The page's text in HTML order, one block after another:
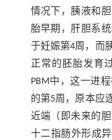
情况下，胰液和
胎早期，肝胆系
于妊娠第4周，而
正常的胚胎发育
PBM中，这一进
的第5周，原本应
近端（即未来的
十二指肠外形成